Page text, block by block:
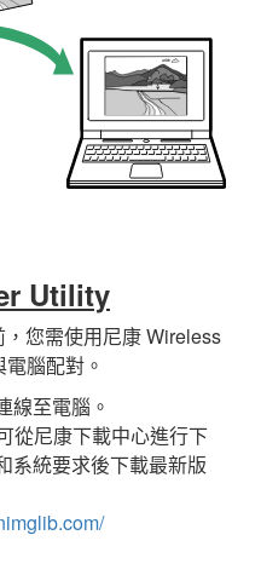
Utility
您需使用尼康Wireless
腦配對。
線至電腦。
從尼康下載中心進行下
系統要求後下載最新版